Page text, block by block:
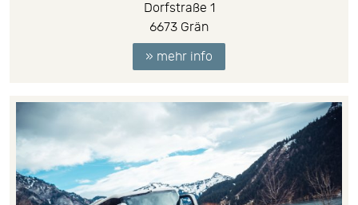
Dorfstraße 1
6673 Grän
» mehr info